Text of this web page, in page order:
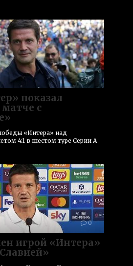
0
показал
матче с
«Интера» над
4:1 в шестом туре Серии А
0
игрой «Интера»